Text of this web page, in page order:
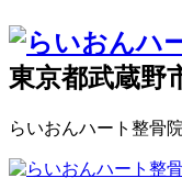
東京都武蔵野
らいおんハート整骨